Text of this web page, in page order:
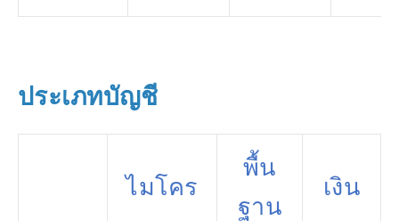
ประเภทบัญชี
ไมโคร
พื้น
ฐาน
เงิน